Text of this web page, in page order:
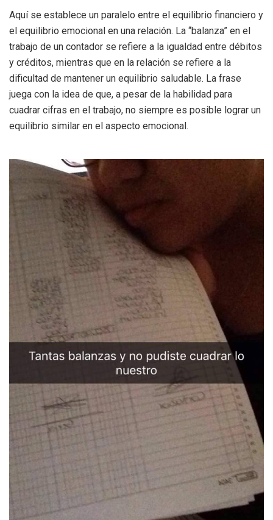
Aquí se establece un paralelo entre el equilibrio financiero y
el equilibrio emocional en una relación. La “balanza” en el
trabajo de un contador se refiere a la igualdad entre débitos
y créditos, mientras que en la relación se refiere a la
dificultad de mantener un equilibrio saludable. La frase
juega con la idea de que, a pesar de la habilidad para
cuadrar cifras en el trabajo, no siempre es posible lograr un
equilibrio similar en el aspecto emocional.